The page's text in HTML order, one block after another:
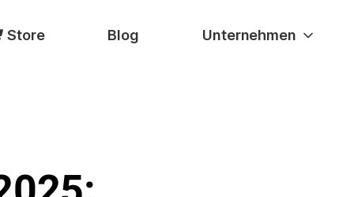
Store Blog Unternehmen